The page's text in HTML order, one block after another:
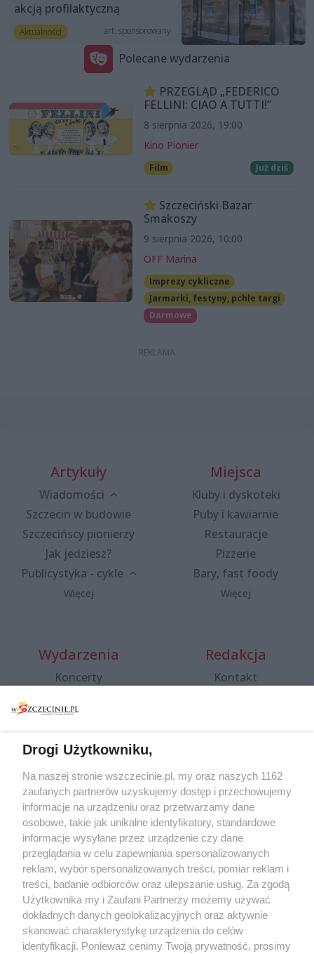
akcją profilaktyczną
Aktualności art. sponsorowany
Polecane wydarzenia
PRZEGLĄD „FEDERICO
FELLINI: CIAO A TUTTI!”
8 sierpnia 2026, 19:00
Kino Pionier
Film Już dziś
Szczeciński Bazar
Smakoszy
9 sierpnia 2026, 10:00
OFF Marina
Imprezy cykliczne
Jarmarki, festyny, pchle targi
Darmowe
Artykuły
Wiadomości
Szczecin w budowie
Szczecińscy pionierzy
Jak jedziesz?
Publicystyka - cykle
Więcej
Miejsca
Kluby i dyskoteki
Puby i kawiarnie
Restauracje
Pizzerie
Bary, fast foody
Więcej
Wydarzenia
Koncerty
Spacery i oprowadzania
targi
Wernisaże
Więcej
Redakcja
Kontakt
Specjalny koncert z okazji
20. urodzin portalu
wSzczecinie.pl
Regulamin konkursów
śniadaniówka "Hej
Szczecin! Jest piątek!"
Partnerzy
Praca Szczecin
Drogi Użytkowniku,
Na naszej stronie wszczecinie.pl, my oraz naszych 1162
zaufanych partnerów uzyskujemy dostęp i przechowujemy
informacje na urządzeniu oraz przetwarzamy dane
osobowe, takie jak unikalne identyfikatory, standardowe
informacje wysyłane przez urządzenie czy dane
przeglądania w celu zapewniania spersonalizowanych
reklam, wybór spersonalizowanych treści, pomiar reklam i
treści, badanie odbiorców oraz ulepszanie usług. Za zgodą
Użytkownika my i Zaufani Partnerzy możemy używać
dokładnych danych geolokalizacyjnych oraz aktywnie
skanować charakterystykę urządzenia do celów
identyfikacji. Ponieważ cenimy Twoją prywatność, prosimy